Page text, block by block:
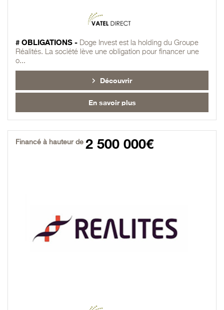
# OBLIGATIONS - Doge Invest est la holding du Groupe
Réalités. La société lève une obligation pour financer une
o...
Découvrir
En savoir plus
Financé à hauteur de 2 500 000€